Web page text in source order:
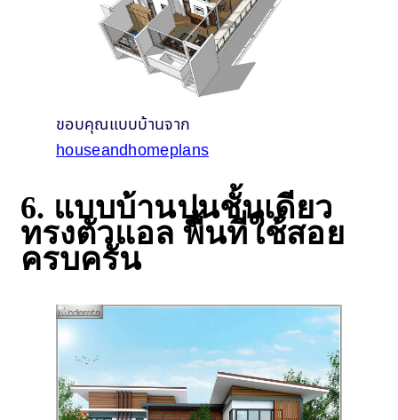
ขอบคุณแบบบ้านจาก
houseandhomeplans
6. แบบบ้านปูนชั้นเดียว
ทรงตัวแอล พื้นที่ใช้สอย
ครบครัน